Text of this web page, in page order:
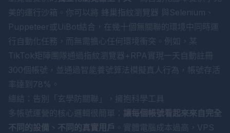
美的運行沙箱。你可以將 蜂巢指紋瀏覽器 與Selenium、
Puppeteer或UiBot結合，在幾十個無關聯的環境中同時運
行自動化任務，而無需擔心任何環境衝突。例如，某
TikTok矩陣團隊通過指紋瀏覽器+RPA實現一天自動註冊
300個帳號，並通過智能養號算法模擬真人行為，帳號存活
率達到78%。
總結：告別「玄學防關聯」，擁抱科學工具
多帳號運營的核心邏輯很簡單： 讓每個帳號看起來來自完全
不同的設備、不同的真實用戶 。實體電腦成本過高，VPS